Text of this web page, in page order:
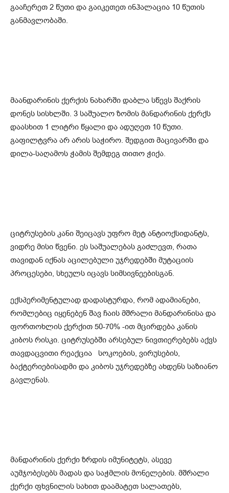
გააჩერეთ 2 წუთი და გაიკეთეთ ინჰალაცია 10 წუთის
განმავლობაში.
მაანდარინის ქერქის ნახარში დაბლა სწევს შაქრის
დონეს სისხლში. 3 საშუალო ზომის მანდარინის ქერქს
დაასხით 1 ლიტრი წყალი და ადუღეთ 10 წუთი.
გაფილტვრა არ არის საჭირო. შედგით მაცივარში და
დილა-საღამოს ჭამის შემდეგ თითო ჭიქა.
ციტრუსების კანი შეიცავს უფრო მეტ ანტიოქსიდანტს,
ვიდრე მისი წვენი. ეს საშუალებას გაძლევთ, რათა
თავიდან იქნას აცილებული უჯრედებში მუტაციის
პროცესები, სხეულს იცავს სიმსივნეებისგან.
ექსპერიმენტულად დადასტურდა, რომ ადამიანები,
რომლებიც იყენებენ შავ ჩაის მშრალი მანდარინისა და
ფორთოხლის ქერქით 50-70% -ით მცირდება კანის
კიბოს რისკი. ციტრუსებში არსებულ ნივთიერებებს აქვს
თავდაცვითი რეაქცია სოკოების, ვირუსების,
ბაქტერიებისადმი და კიბოს უჯრედებზე ახდენს საზიანო
გავლენას.
მანდარინის ქერქი ზრდის იმუნიტეტს, ასევე
აუმჯობესებს მადას და საჭმლის მონელების. მშრალი
ქერქი ფხვნილის სახით დაამატეთ სალათებს,